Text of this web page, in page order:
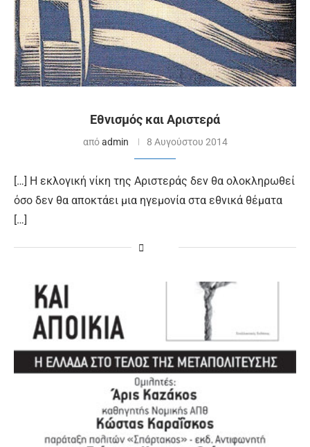
Εθνισμός και Αριστερά
απόadmin 8 Αυγούστου 2014
[…] Η εκλογική νίκη της Αριστεράς δεν θα ολοκληρωθεί
όσο δεν θα αποκτάει μια ηγεμονία στα εθνικά θέματα
[…]